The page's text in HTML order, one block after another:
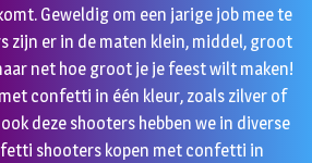
Geweldig om een jarige job mee te
zijn er in de maten klein, middel, groot
net hoe groot je je feest wilt maken!
confetti in één kleur, zoals zilver of
deze shooters hebben we in diverse
shooters kopen met confetti in